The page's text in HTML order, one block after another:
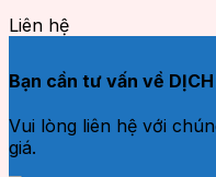
Liên hệ
Bạn cần tư vấn về
Vui lòng liên hệ với
giá.